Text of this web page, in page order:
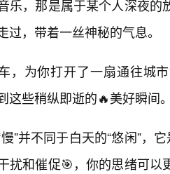
乐，那是属于某个人深夜
过，带着一丝神秘的气息。
，为你打开了一扇通往城
这些稍纵即逝的🔥美好瞬间
”并不同于白天的“悠闲”，
扰和催促🎯，你的思绪可